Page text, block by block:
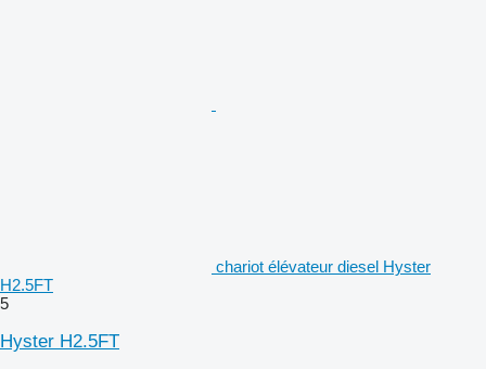
chariot élévateur diesel Hyster
H2.5FT
5
Hyster H2.5FT